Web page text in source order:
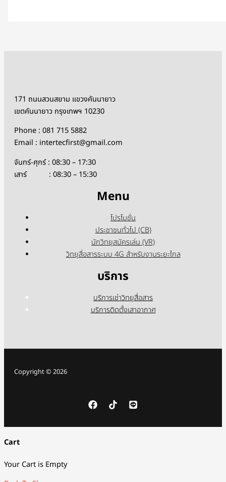
171 ถนนสวนสยาม แขวงคันนายาว
เขตคันนายาว กรุงเทพฯ 10230
Phone : 081 715 5882
Email : intertecfirst@gmail.com
จันทร์-ศุกร์ : 08:30 – 17:30
เสาร์ : 08:30 – 15:30
Menu
โปรโมชั่น
ประชาชนทั่วไป (CB)
นักวิทยุสมัครเล่น (VR)
วิทยุสื่อสารระบบ 4G สำหรับงานระยะไกล
บริการ
บริการเช่าวิทยุสื่อสาร
บริการติดตั้งเสาอากาศ
Copyright © 2026
Cart
Your Cart is Empty